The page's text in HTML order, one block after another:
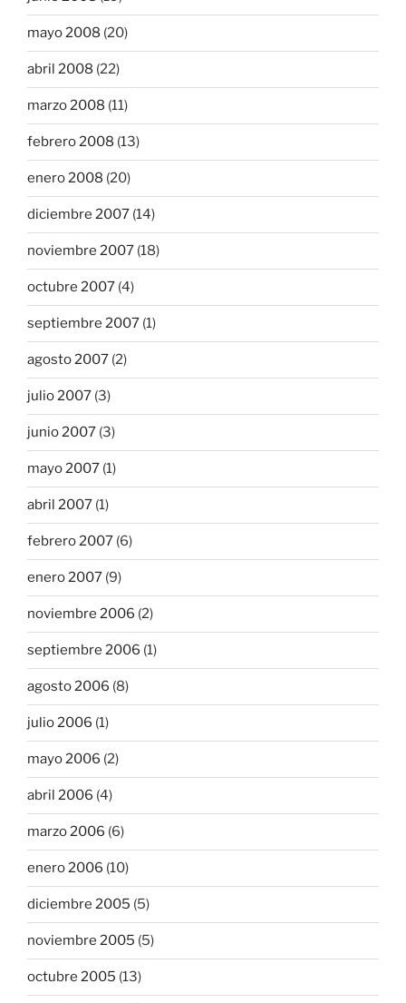
mayo 2008 (20)
abril 2008 (22)
marzo 2008 (11)
febrero 2008 (13)
enero 2008 (20)
diciembre 2007 (14)
noviembre 2007 (18)
octubre 2007 (4)
septiembre 2007 (1)
agosto 2007 (2)
julio 2007 (3)
junio 2007 (3)
mayo 2007 (1)
abril 2007 (1)
febrero 2007 (6)
enero 2007 (9)
noviembre 2006 (2)
septiembre 2006 (1)
agosto 2006 (8)
julio 2006 (1)
mayo 2006 (2)
abril 2006 (4)
marzo 2006 (6)
enero 2006 (10)
diciembre 2005 (5)
noviembre 2005 (5)
octubre 2005 (13)